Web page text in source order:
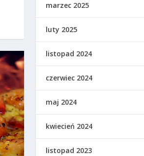
marzec 2025
luty 2025
listopad 2024
czerwiec 2024
maj 2024
kwiecień 2024
listopad 2023